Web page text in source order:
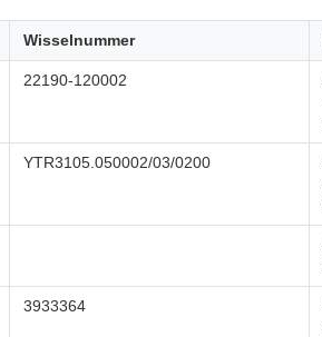
Wisselnummer
22190-120002
YTR3105.050002/03/0200
3933364